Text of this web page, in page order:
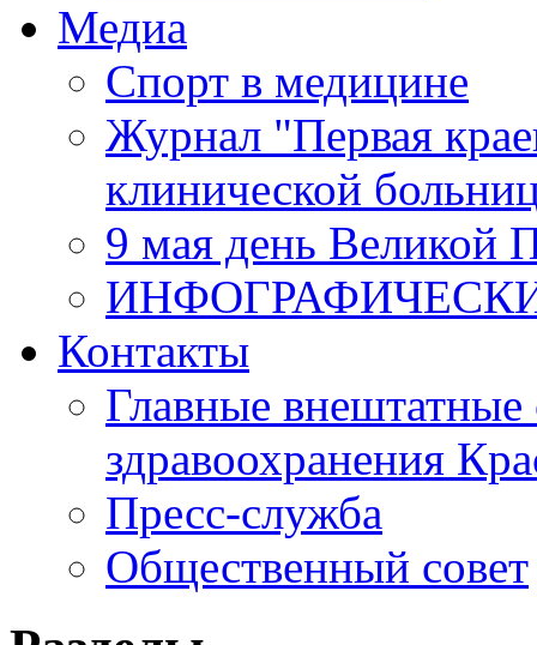
Медиа
Спорт в медицине
Журнал "Первая
клинической
9 мая день Великой
Контакты
Главные внештатные
здравоохранения
Пресс-служба
Общественный совет